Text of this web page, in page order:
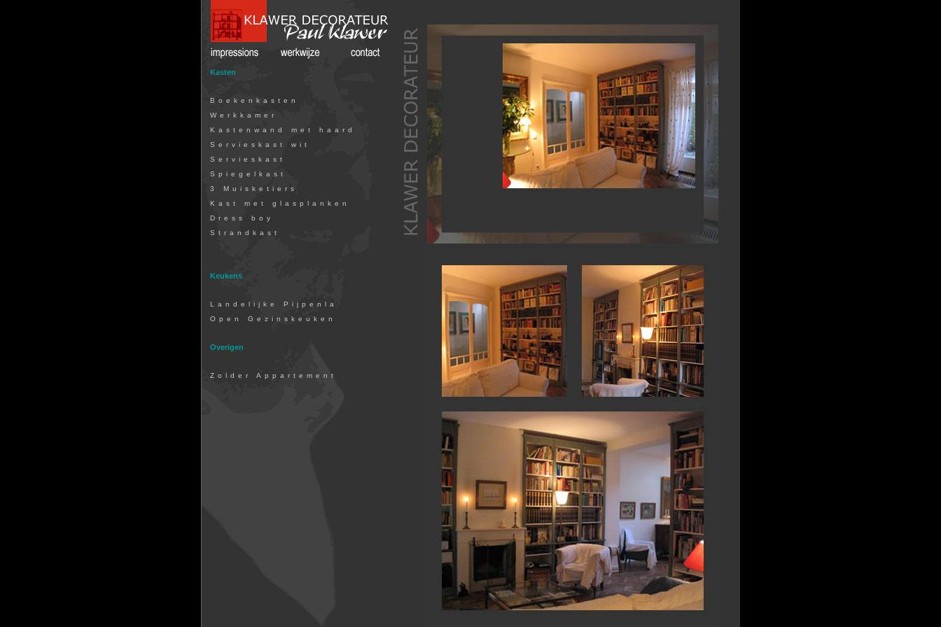
Kasten
Boekenkasten
Werkkamer
Kastenwand met haard
Servieskast wit
Servieskast
Spiegelkast
3 Muisketiers
Kast met glasplanken
Dress boy
Strandkast
Keukens
Landelijke Pijpenla
Open Gezinskeuken
Overigen
Zolder Appartement